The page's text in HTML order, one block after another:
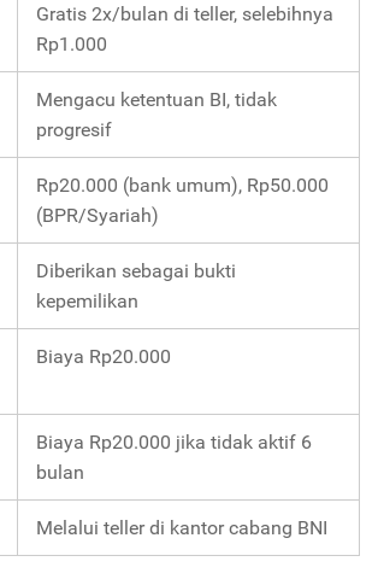
Gratis 2x/bulan di teller, selebihnya
Rp1.000
Mengacu ketentuan BI, tidak
progresif
Rp20.000 (bank umum), Rp50.000
(BPR/Syariah)
Diberikan sebagai bukti
kepemilikan
Biaya Rp20.000
Biaya Rp20.000 jika tidak aktif 6
bulan
Melalui teller di kantor cabang BNI